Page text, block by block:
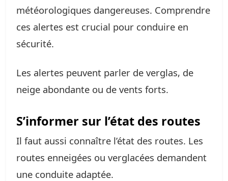
météorologiques dangereuses. Comprendre
ces alertes est crucial pour conduire en
sécurité.
Les alertes peuvent parler de verglas, de
neige abondante ou de vents forts.
S’informer sur l’état des routes
Il faut aussi connaître l’état des routes. Les
routes enneigées ou verglacées demandent
une conduite adaptée.